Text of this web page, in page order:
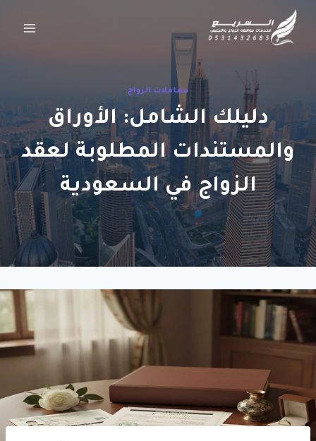
التجاوز
المحتوى
معاملات الزواج
دليلك الشامل: الأوراق
والمستندات المطلوبة لعقد
الزواج في السعودية
بواسطة امين علي 24/02/2026